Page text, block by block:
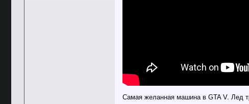
Самая желанная машина в GTA V. Лед